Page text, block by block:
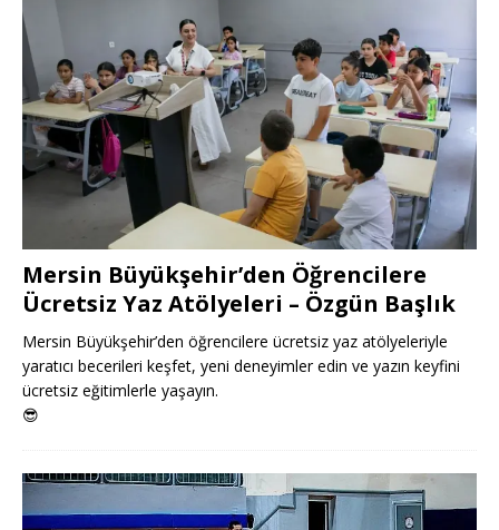
Mersin Büyükşehir’den Öğrencilere
Ücretsiz Yaz Atölyeleri – Özgün Başlık
Mersin Büyükşehir’den öğrencilere ücretsiz yaz atölyeleriyle
yaratıcı becerileri keşfet, yeni deneyimler edin ve yazın keyfini
ücretsiz eğitimlerle yaşayın.
😎